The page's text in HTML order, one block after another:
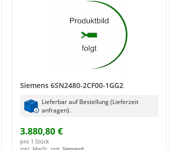
Siemens 6SN2480-2CF00-1GG2
Lieferbar auf Bestellung (Lieferzeit
anfragen).
3.880,80 €
pro 1 Stück